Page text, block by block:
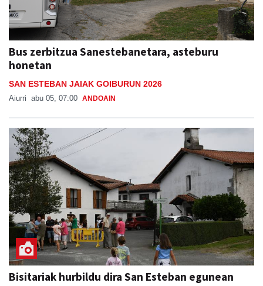
Bus zerbitzua Sanestebanetara, asteburu
honetan
SAN ESTEBAN JAIAK GOIBURUN 2026
Aiurri abu 05, 07:00 ANDOAIN
Bisitariak hurbildu dira San Esteban egunean